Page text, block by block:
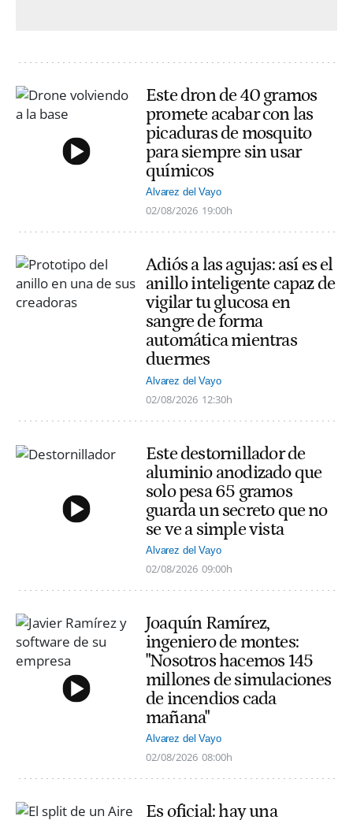
Este dron de 40 gramos
promete acabar con las
picaduras de mosquito
para siempre sin usar
químicos
Alvarez del Vayo
02/08/2026 19:00h
Adiós a las agujas: así es el
anillo inteligente capaz de
vigilar tu glucosa en
sangre de forma
automática mientras
duermes
Alvarez del Vayo
02/08/2026 12:30h
Este destornillador de
aluminio anodizado que
solo pesa 65 gramos
guarda un secreto que no
se ve a simple vista
Alvarez del Vayo
02/08/2026 09:00h
Joaquín Ramírez,
ingeniero de montes:
"Nosotros hacemos 145
millones de simulaciones
de incendios cada
mañana"
Alvarez del Vayo
02/08/2026 08:00h
Es oficial: hay una